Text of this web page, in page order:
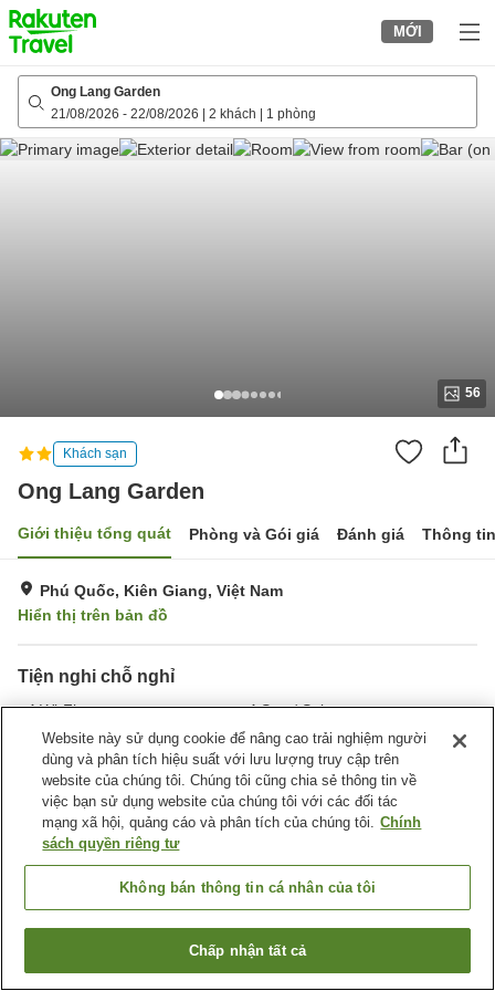
to
top
page
MỚI
Ong Lang Garden
21/08/2026 - 22/08/2026 2 khách 1 phòng
56
Khách sạn
Ong Lang Garden
Giới thiệu tổng quát Phòng và Gói giá Đánh giá Thông
Phú Quốc, Kiên Giang, Việt Nam
Hiển thị trên bản đồ
Tiện nghi chỗ nghỉ
Wi-Fi
Spa / Salon
Hồ bơi
Bar
Trang chủ Việt Nam Kiên Giang
Phú Quốc
Ong Lang Garden
Tìm phòng trống
Website này sử dụng cookie để nâng cao trải nghiệm người
dùng và phân tích hiệu suất với lưu lượng truy cập trên
website của chúng tôi. Chúng tôi cũng chia sẻ thông tin về
việc bạn sử dụng website của chúng tôi với các đối tác
mạng xã hội, quảng cáo và phân tích của chúng tôi. Chính
sách quyền riêng tư
Không bán thông tin cá nhân của tôi
Chấp nhận tất cả